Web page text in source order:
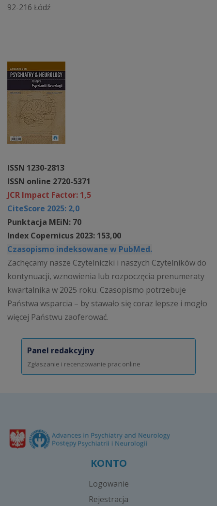
ISSN 1230-2813
ISSN online 2720-5371
JCR Impact Factor: 1,5
CiteScore 2025: 2,0
Punktacja MEiN: 70
Index Copernicus 2023: 153,00
Czasopismo indeksowane w PubMed.
Zachęcamy nasze Czytelniczki i naszych Czytelników do
kontynuacji, wznowienia lub rozpoczęcia prenumeraty
kwartalnika w 2025 roku. Czasopismo potrzebuje
Państwa wsparcia – by stawało się coraz lepsze i mogło
więcej Państwu zaoferować.
Panel redakcyjny
Zgłaszanie i recenzowanie prac online
92-216 Łódź
KONTO
Logowanie
Rejestracja